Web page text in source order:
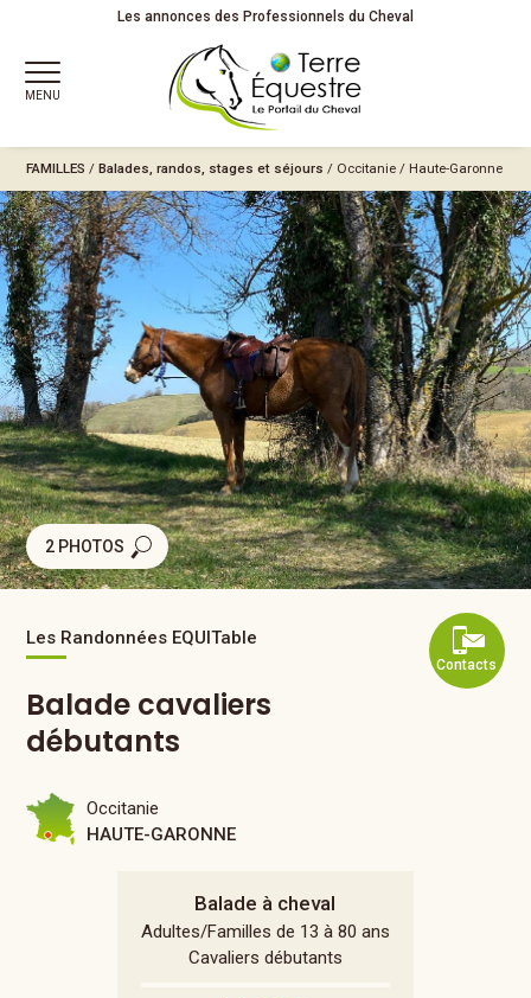
Les annonces des Professionnels du Cheval
MENU
FAMILLES /Balades, randos, stages et séjours / Occitanie / Haute-Garonne
2 PHOTOS
Contacts
Les Randonnées EQUITable
Balade cavaliers
débutants
Balade à cheval
Adultes/Familles de 13 à 80 ans
Cavaliers débutants
Occitanie
HAUTE-GARONNE